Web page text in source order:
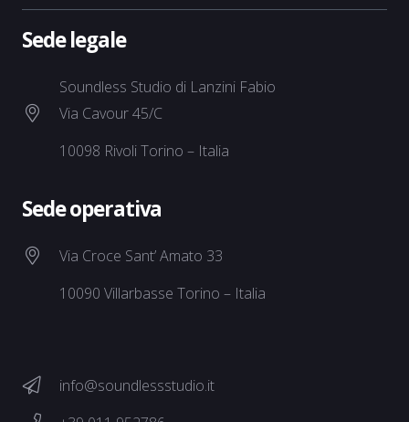
Sede legale
Soundless Studio di Lanzini Fabio
Via Cavour 45/C
10098 Rivoli Torino – Italia
Sede operativa
Via Croce Sant’ Amato 33
10090 Villarbasse Torino – Italia
info@soundlessstudio.it